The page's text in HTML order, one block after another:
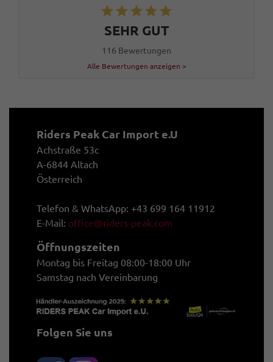
SEHR GUT
116 Bewertungen
Alle Bewertungen anzeigen >
Riders Peak Car Import e.U
Achstraße 53c
A-6844 Altach
Österreich
Telefon & WhatsApp: +43 699 164 11912
E-Mail: office@riders-peak.com
Öffnungszeiten
Montag bis Freitag 08:00-18:00 Uhr
Samstag nach Vereinbarung
Folgen Sie uns